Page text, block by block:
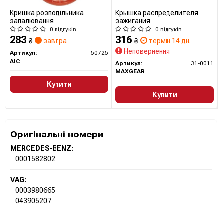
Кришка розподільника
запалювання
0 відгуків
283 ₴ завтра
Артикул:
50725
AIC
Купити
Крышка распределителя
зажигания
0 відгуків
316 ₴
термін 14 дн.
Неповернення
Артикул:
31-0011
MAXGEAR
Купити
Оригінальні номери
MERCEDES-BENZ:
0001582802
VAG:
0003980665
043905207